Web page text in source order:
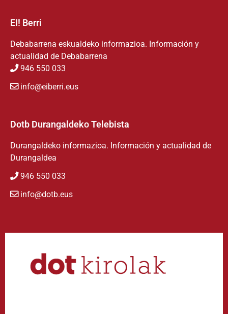
EI! Berri
Debabarrena eskualdeko informazioa. Información y
actualidad de Debabarrena
946 550 033
info@eiberri.eus
Dotb Durangaldeko Telebista
Durangaldeko informazioa. Información y actualidad de
Durangaldea
946 550 033
info@dotb.eus